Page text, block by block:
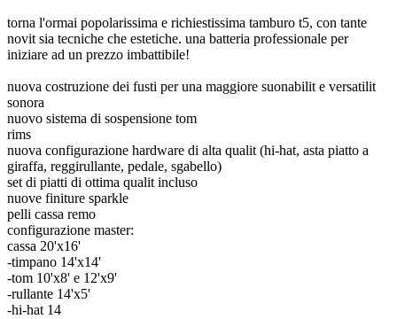
torna l'ormai popolarissima e richiestissima tamburo t5, con tante
novit sia tecniche che estetiche. una batteria professionale per
iniziare ad un prezzo imbattibile!
nuova costruzione dei fusti per una maggiore suonabilit e versatilit
sonora
nuovo sistema di sospensione tom
rims
nuova configurazione hardware di alta qualit (hi-hat, asta piatto a
giraffa, reggirullante, pedale, sgabello)
set di piatti di ottima qualit incluso
nuove finiture sparkle
pelli cassa remo
configurazione master:
cassa 20'x16'
-timpano 14'x14'
-tom 10'x8' e 12'x9'
-rullante 14'x5'
-hi-hat 14